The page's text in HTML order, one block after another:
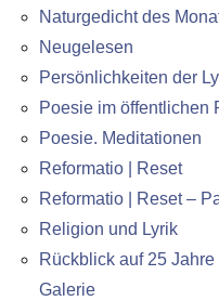
Naturgedicht des
Neugelesen
Persönlichkeiten der
Poesie im öffentlichen
Poesie. Meditationen
Reformatio | Reset
Reformatio | Reset –
Religion und Lyrik
Rückblick auf 25
Galerie